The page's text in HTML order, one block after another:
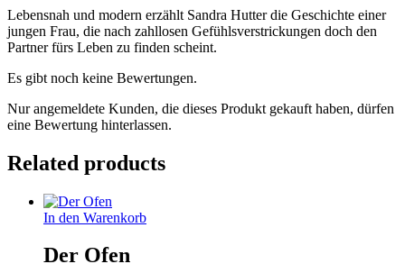
Lebensnah und modern erzählt Sandra Hutter die Geschichte einer
jungen Frau, die nach zahllosen Gefühlsverstrickungen doch den
Partner fürs Leben zu finden scheint.
Es gibt noch keine Bewertungen.
Nur angemeldete Kunden, die dieses Produkt gekauft haben, dürfen
eine Bewertung hinterlassen.
Related products
In den Warenkorb
Der Ofen